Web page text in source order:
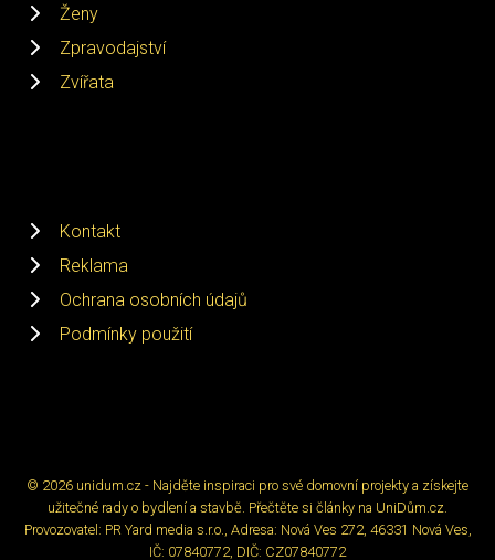
Ženy
Zpravodajství
Zvířata
Kontakt
Reklama
Ochrana osobních údajů
Podmínky použití
© 2026 unidum.cz - Najděte inspiraci pro své domovní projekty a získejte
užitečné rady o bydlení a stavbě. Přečtěte si články na UniDům.cz.
Provozovatel: PR Yard media s.r.o., Adresa: Nová Ves 272, 46331 Nová Ves,
IČ: 07840772, DIČ: CZ07840772